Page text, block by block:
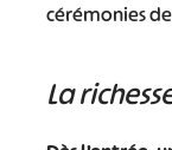
cérémonies
La